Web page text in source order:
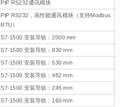
PtP RS232通讯模块
PtP RS232，高性能通讯模块（支持Modbus
RTU）
S7-1500 安装导轨：2000 mm
S7-1500 安装导轨：830 mm
S7-1500 安装导轨：530 mm
S7-1500 安装导轨：482 mm
S7-1500 安装导轨：245 mm
S7-1500 安装导轨：160 mm